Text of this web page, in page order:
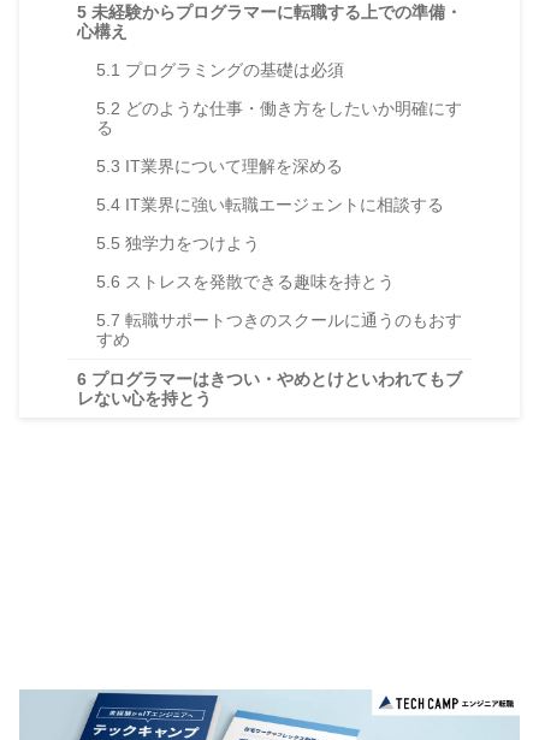
5 未経験からプログラマーに転職する上での準備・
心構え
5.1 プログラミングの基礎は必須
5.2 どのような仕事・働き方をしたいか明確にす
る
5.3 IT業界について理解を深める
5.4 IT業界に強い転職エージェントに相談する
5.5 独学力をつけよう
5.6 ストレスを発散できる趣味を持とう
5.7 転職サポートつきのスクールに通うのもおす
すめ
6 プログラマーはきつい・やめとけといわれてもブ
レない心を持とう